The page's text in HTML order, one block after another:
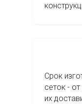
Срок
сеток -
их